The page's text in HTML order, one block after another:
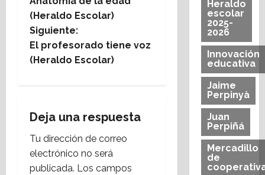
a
v
e
a
c
i
(Heraldo Escolar)
Siguiente:
El profesorado tiene voz
(Heraldo Escolar)
Deja una respuesta
Tu dirección de correo
electrónico no será
publicada. Los campos
Heraldo
escolar
2025-
2026
Innovación
educativa
Jaime
Perpinyà
Juan
Perpiñá
Mercadillo
de